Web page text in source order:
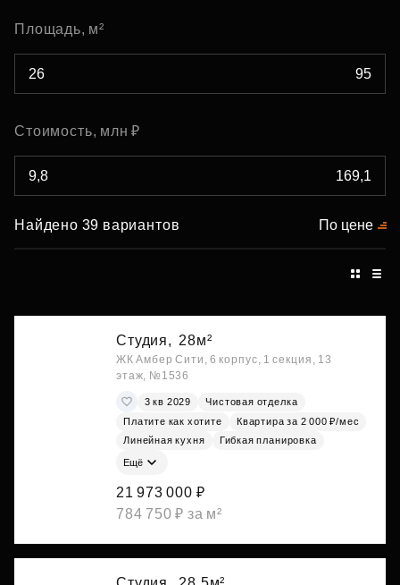
Площадь, м²
Стоимость, млн ₽
Найдено 39 вариантов По цене
Студия, 28м²
ЖК Амбер Сити, 6 корпус, 1 секция, 13
этаж, №1536
3 кв 2029
Чистовая отделка
Платите как хотите
Квартира за 2 000 ₽/мес
Линейная кухня
Гибкая планировка
Ещё
21 973 000 ₽
784 750 ₽ за м²